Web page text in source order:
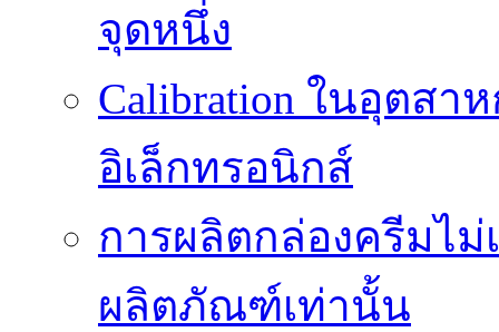
จุดหนึ่ง
Calibration ในอุตสา
อิเล็กทรอนิกส์
การผลิตกล่องครีมไ
ผลิตภัณฑ์เท่านั้น